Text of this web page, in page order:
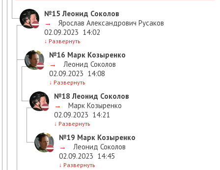
№15 Леонид Соколов
→
Ярослав Александрович Русаков
02.09.2023 14:02
↓ Развернуть
№16 Марк Козыренко
→
Леонид Соколов
02.09.2023 14:08
↓ Развернуть
№18 Леонид Соколов
→
Марк Козыренко
02.09.2023 14:21
↓ Развернуть
№19 Марк Козыренко
→
Леонид Соколов
02.09.2023 14:45
↓ Развернуть